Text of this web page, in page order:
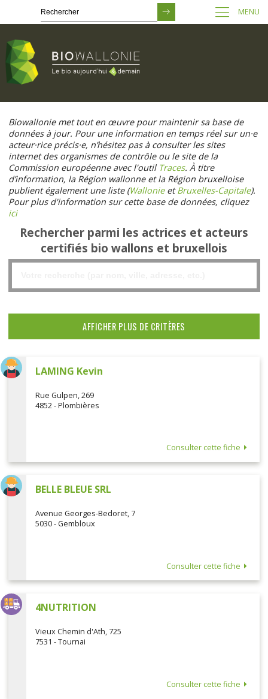
contenu
principal
MENU
Biowallonie met tout en œuvre pour maintenir sa base de
données à jour. Pour une information en temps réel sur un·e
acteur·rice précis·e, n’hésitez pas à consulter les sites
internet des organismes de contrôle ou le site de la
Commission européenne avec l'outil Traces. À titre
d’information, la Région wallonne et la Région bruxelloise
publient également une liste (WallonieetBruxelles-Capitale).
Pour plus d'information sur cette base de données, cliquez
ici
Rechercher parmi les actrices et acteurs
certifiés bio wallons et bruxellois
LAMING Kevin
Rue Gulpen, 269
4852 - Plombières
Consulter cette fiche
BELLE BLEUE SRL
Avenue Georges-Bedoret, 7
5030 - Gembloux
Consulter cette fiche
4NUTRITION
Vieux Chemin d'Ath, 725
7531 - Tournai
Consulter cette fiche
AFFICHER PLUS DE CRITÈRES